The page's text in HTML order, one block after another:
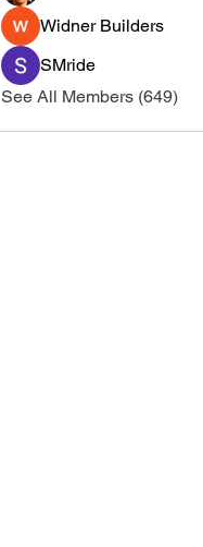
Widner Builders
SMride
See All Members (649)